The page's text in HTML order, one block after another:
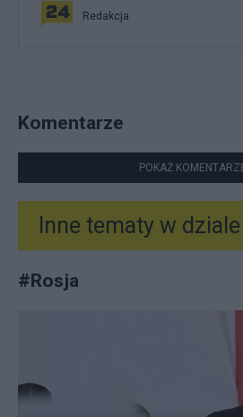
Redakcja
Komentarze
POKAŻ
Inne tematy w dziale
#Rosja